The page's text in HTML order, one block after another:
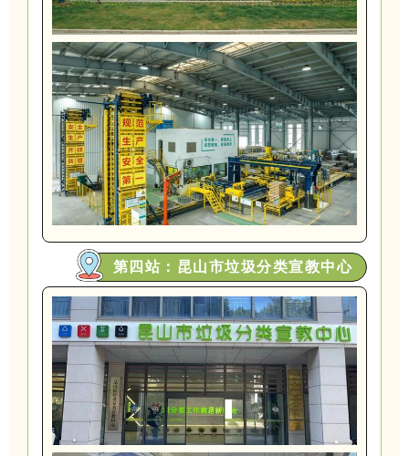
第四站：昆山市垃圾分类宣教中心